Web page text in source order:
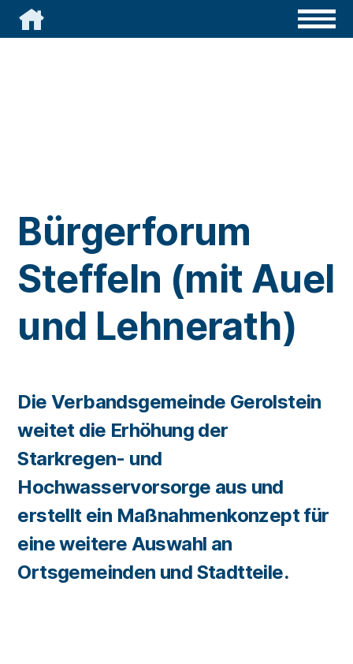

Bürgerforum
Steffeln (mit Auel
und Lehnerath)
Die Verbandsgemeinde Gerolstein
weitet die Erhöhung der
Starkregen- und
Hochwasservorsorge aus und
erstellt ein Maßnahmenkonzept für
eine weitere Auswahl an
Ortsgemeinden und Stadtteile.